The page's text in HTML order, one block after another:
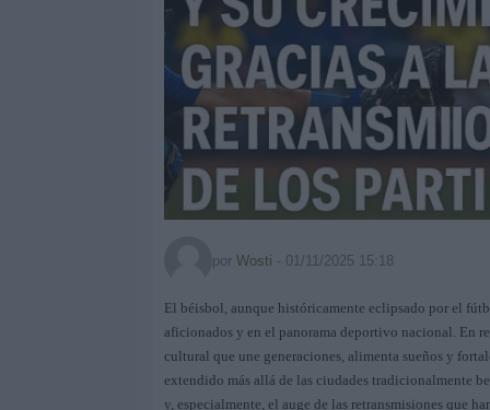
por Wosti - 01/11/2025 15:18
El béisbol, aunque históricamente eclipsado por el
aficionados y en el panorama deportivo nacional. En
cultural que une generaciones, alimenta sueños y
extendido más allá de las ciudades tradicionalmente
y, especialmente, el auge de las retransmisiones que